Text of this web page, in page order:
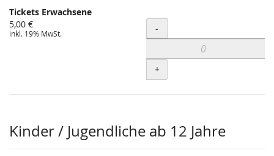
Tickets Erwachsene
5,00 €
inkl. 19% MwSt. Menge
-
+
Kinder / Jugendliche ab 12 Jahre